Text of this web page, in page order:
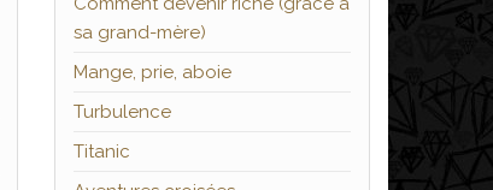
sa grand-mère)
Mange, prie, aboie
Turbulence
Titanic